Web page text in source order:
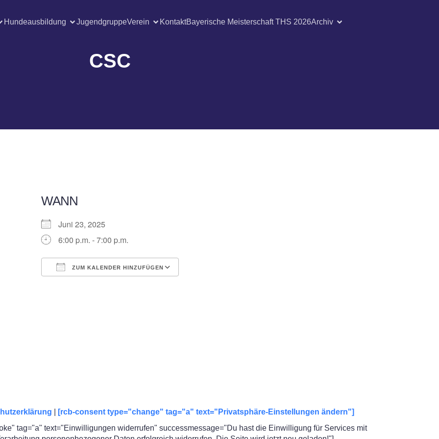
Hundeausbildung JugendgruppeVerein KontaktBayerische Meisterschaft THS 2026Archiv
CSC
WANN
Juni 23, 2025
6:00 p.m. - 7:00 p.m.
ZUM KALENDER HINZUFÜGEN
[rcb-consent type="change" tag="a" text="Privatsphäre-Einstellungen ändern"]
tag="a" text="Einwilligungen widerrufen" successmessage="Du hast die Einwilligung für Services mit